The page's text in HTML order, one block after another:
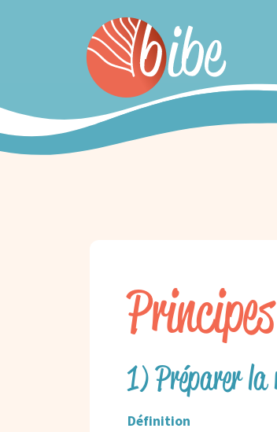
1) Préparer la
Définition